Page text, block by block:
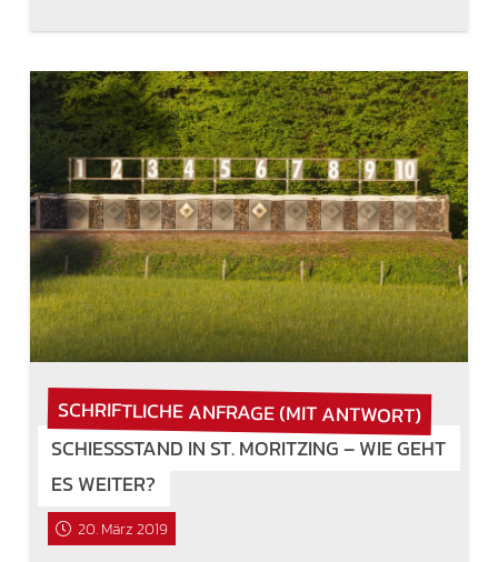
SCHRIFTLICHE ANFRAGE (MIT ANTWORT)
SCHIESSSTAND IN ST. MORITZING – WIE GEHT E
S WEITER?
20. März 2019